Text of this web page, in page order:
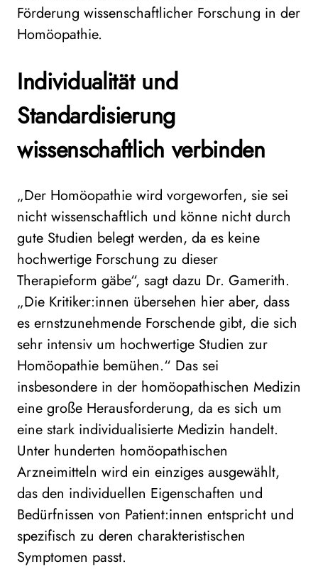
Förderung wissenschaftlicher Forschung in der
Homöopathie.
Individualität und
Standardisierung
wissenschaftlich verbinden
„Der Homöopathie wird vorgeworfen, sie sei
nicht wissenschaftlich und könne nicht durch
gute Studien belegt werden, da es keine
hochwertige Forschung zu dieser
Therapieform gäbe“, sagt dazu Dr. Gamerith.
„Die Kritiker:innen übersehen hier aber, dass
es ernstzunehmende Forschende gibt, die sich
sehr intensiv um hochwertige Studien zur
Homöopathie bemühen.“ Das sei
insbesondere in der homöopathischen Medizin
eine große Herausforderung, da es sich um
eine stark individualisierte Medizin handelt.
Unter hunderten homöopathischen
Arzneimitteln wird ein einziges ausgewählt,
das den individuellen Eigenschaften und
Bedürfnissen von Patient:innen entspricht und
spezifisch zu deren charakteristischen
Symptomen passt.